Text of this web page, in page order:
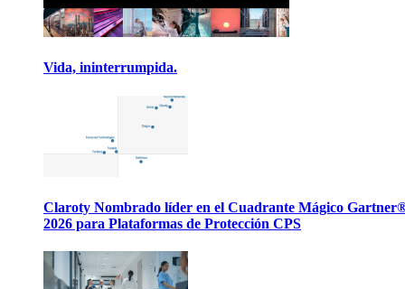
Vida, ininterrumpida.
Claroty Nombrado líder en el Cuadrante Mágico
2026 para Plataformas de Protección CPS